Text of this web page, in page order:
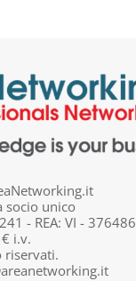
socio unico
- REA: VI - 376486
i.v.
riservati.